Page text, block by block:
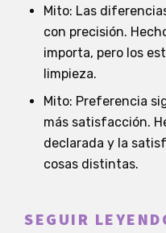
Mito: Las
con precisión.
importa, pero los
limpieza.
Mito: Preferencia
más satisfacción.
declarada y la
cosas distintas.
SEGUIR